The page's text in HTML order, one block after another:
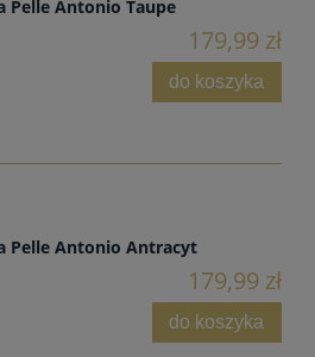
Pelle Antonio Taupe
179,99 zł
do koszyka
Pelle Antonio Antracyt
179,99 zł
do koszyka